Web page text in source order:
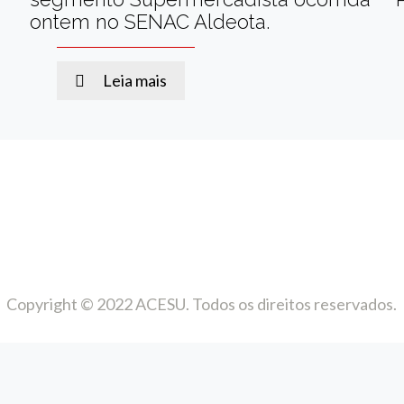
ontem no SENAC Aldeota.
Leia mais
Copyright © 2022 ACESU. Todos os direitos reservados.